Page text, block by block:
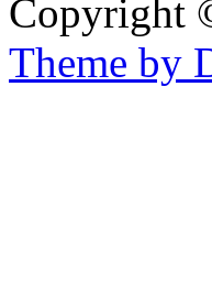
Copyright
Theme by